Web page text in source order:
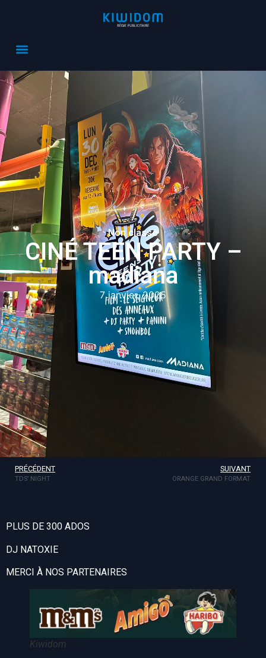
Non classé
CINÉ TEEN PARTY –
madiana
7 janvier, 2025
PRÉCÉDENT
TDS’ NIGHT
SUIVANT
ORANGE GRAND FORMAT
PLUS DE 300 ADOS
DJ NATOXIE
MERCI À NOS PARTENAIRES
Kiwidom